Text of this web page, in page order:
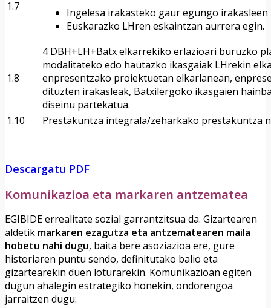
1.7
Ingelesa irakasteko gaur egungo irakasleen
Euskarazko LHren eskaintzan aurrera egin.
1.8
4 DBH+LH+Batx elkarrekiko erlazioari buruzko
modalitateko edo hautazko ikasgaiak LHrekin
enpresentzako proiektuetan elkarlanean,
dituzten irakasleak, Batxilergoko ikasgaien
diseinu partekatua.
1.10
Prestakuntza integrala/zeharkako prestakuntza
Descargatu PDF
Komunikazioa eta markaren antzematea
EGIBIDE errealitate sozial garrantzitsua da. Gizartearen
aldetik markaren ezagutza eta antzematearen maila
hobetu nahi dugu, baita bere asoziazioa ere, gure
historiaren puntu sendo, definitutako balio eta
gizartearekin duen loturarekin. Komunikazioan egiten
dugun ahalegin estrategiko honekin, ondorengoa
jarraitzen dugu: